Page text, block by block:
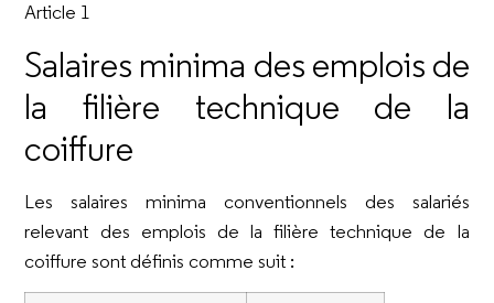
Article 1
Salaires minima des emplois de
la filière technique de la
coiffure
Les salaires minima conventionnels des salariés
relevant des emplois de la filière technique de la
coiffure sont définis comme suit :